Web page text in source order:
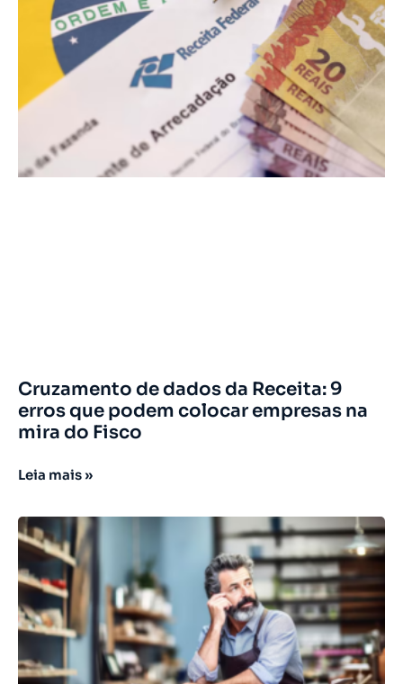
Cruzamento de dados da Receita: 9
erros que podem colocar empresas na
mira do Fisco
Leia mais »